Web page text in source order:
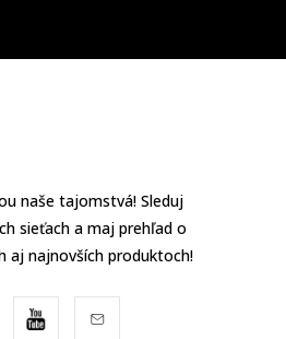
naše tajomstvá! Sleduj
sieťach a maj prehľad o
aj najnovších produktoch!